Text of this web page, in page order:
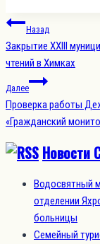
Навигация
по
записям
Назад
Закрытие XXIII
чтений в Химках
Далее
Проверка работы
«Гражданский
Новости
Водосвятный
отделении
больницы
Семейный